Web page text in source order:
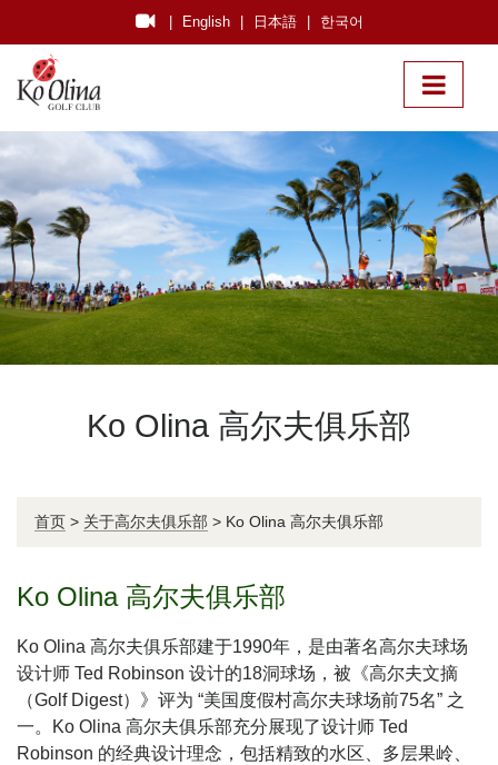
English 日本語 한국어
Ko Olina 高尔夫俱乐部
首页 > 关于高尔夫俱乐部 > Ko Olina 高尔夫俱乐部
Ko Olina 高尔夫俱乐部
Ko Olina 高尔夫俱乐部建于1990年，是由著名高尔夫球场
设计师 Ted Robinson 设计的18洞球场，被《高尔夫文摘
（Golf Digest）》评为 “美国度假村高尔夫球场前75名” 之
一。Ko Olina 高尔夫俱乐部充分展现了设计师 Ted
Robinson 的经典设计理念，包括精致的水区、多层果岭、